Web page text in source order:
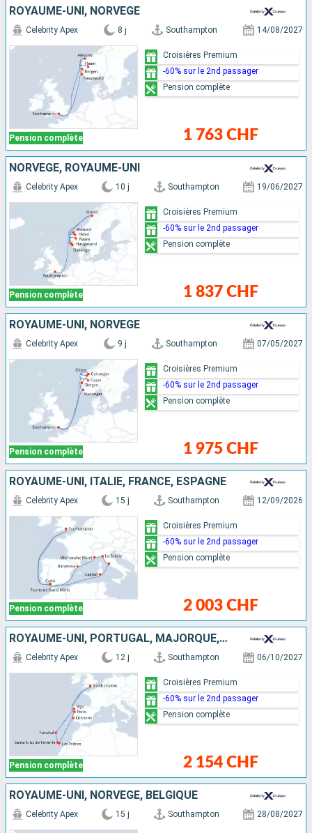
ROYAUME-UNI, NORVÈGE
Pension complète
Celebrity Apex 8 j Southampton 14/08/2027
1 763 CHF
Croisières Premium
-60% sur le 2nd passager
Pension complète
NORVÈGE, ROYAUME-UNI
Pension complète
Celebrity Apex 10 j Southampton 19/06/2027
1 837 CHF
Croisières Premium
-60% sur le 2nd passager
Pension complète
ROYAUME-UNI, NORVÈGE
Pension complète
Celebrity Apex 9 j Southampton 07/05/2027
1 975 CHF
Croisières Premium
-60% sur le 2nd passager
Pension complète
ROYAUME-UNI, ITALIE, FRANCE, ESPAGNE
Pension complète
Celebrity Apex 15 j Southampton 12/09/2026
2 003 CHF
Croisières Premium
-60% sur le 2nd passager
Pension complète
ROYAUME-UNI, PORTUGAL, MAJORQUE, TENERIFE, ESPAGNE
Pension complète
Celebrity Apex 12 j Southampton 06/10/2027
2 154 CHF
Croisières Premium
-60% sur le 2nd passager
Pension complète
ROYAUME-UNI, NORVÈGE, BELGIQUE
Celebrity Apex 15 j Southampton 28/08/2027